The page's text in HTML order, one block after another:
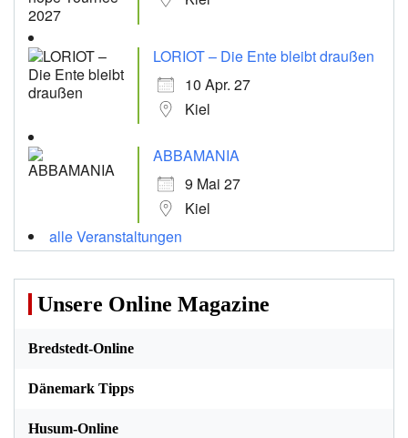
LORIOT – Die Ente bleibt draußen
10 Apr. 27
Kiel
ABBAMANIA
9 Mai 27
Kiel
alle Veranstaltungen
Unsere Online Magazine
Bredstedt-Online
Dänemark Tipps
Husum-Online